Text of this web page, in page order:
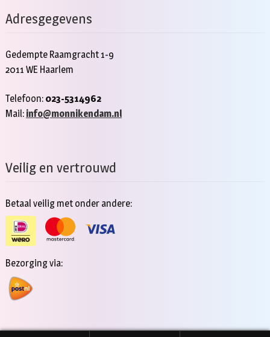
Adresgegevens
Gedempte Raamgracht 1-9
2011 WE Haarlem
Telefoon: 023-5314962
Mail: info@monnikendam.nl
Veilig en vertrouwd
Betaal veilig met onder andere:
Bezorging via: